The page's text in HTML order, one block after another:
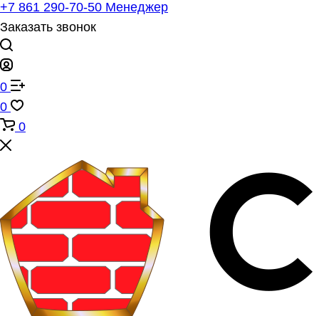
+7 861 290-70-50 Менеджер
Заказать звонок
0
0
0